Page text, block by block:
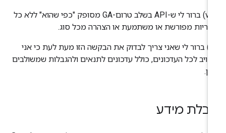
‫(viii) ברור לי ש-API בשלב טרום-GA מסופק "כפי שהוא" ללא כל
מפורשת או משתמעת או הצהרה מכל סוג.
(ix) ברור לי שאני צריך לבדוק את הבקשה הזו מעת לעת כי אני
לכל העדכונים, כולל עדכונים לתנאים ולהגבלות שמשולבים
מידע